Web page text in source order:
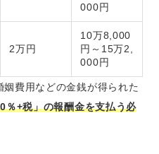
000円
2万円
10万8,000
円～15万2,
000円
費用などの金銭が得られた
％+税」の報酬金を支払う必